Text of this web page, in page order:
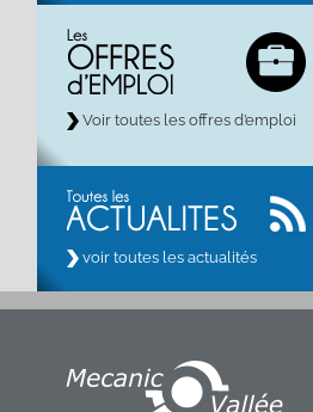
Voir toutes les offres d’emploi
voir toutes les actualités